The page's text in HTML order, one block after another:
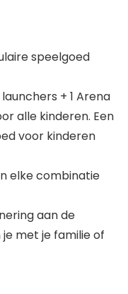
speelgoed
+ 1 Arena
alle kinderen. Een
voor kinderen
elke combinatie
aan de
met je familie of